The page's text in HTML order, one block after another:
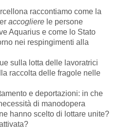
raccontiamo come la
accogliere le persone
Aquarius e come lo Stato
nei respingimenti alla
sulla lotta delle lavoratrici
raccolta delle fragole nelle
e deportazioni: in che
di manodopera
hanno scelto di lottare unite?